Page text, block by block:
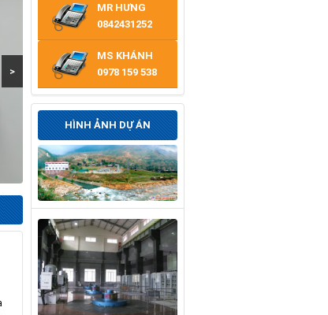
>
MR HƯNG
0842431252
MS KHÁNH
0978 159 538
HÌNH ẢNH DỰ ÁN